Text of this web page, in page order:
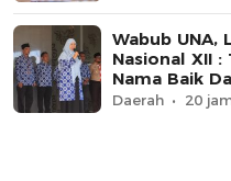
Wabub UNA,
Nasional XII
Nama Baik
Daerah 20